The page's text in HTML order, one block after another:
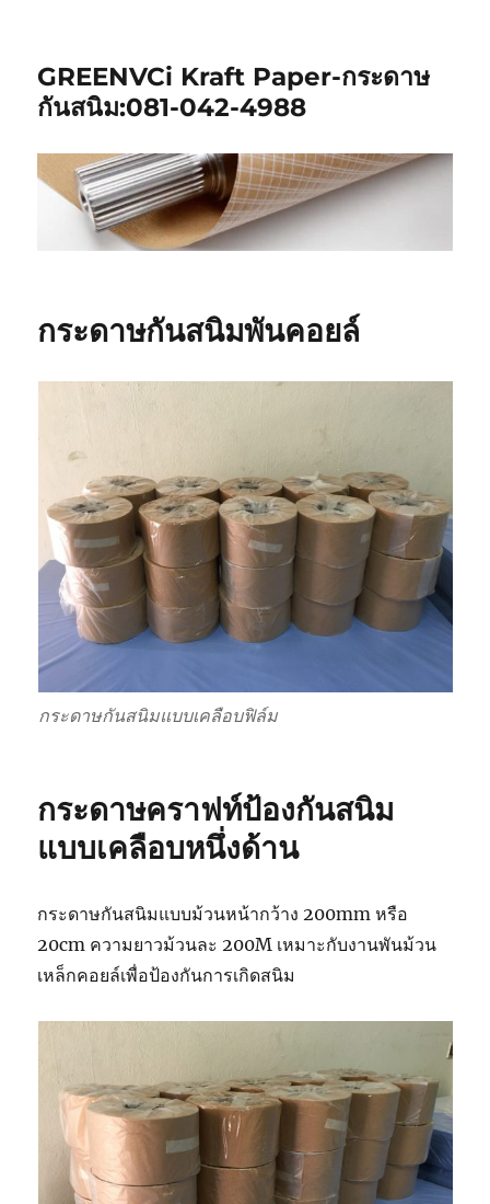
GREENVCi Kraft Paper-กระดาษ
กันสนิม:081-042-4988
กระดาษกันสนิมพันคอยล์
กระดาษกันสนิมแบบเคลือบฟิล์ม
กระดาษคราฟท์ป้องกันสนิม
แบบเคลือบหนึ่งด้าน
กระดาษกันสนิมแบบม้วนหน้ากว้าง 200mm หรือ
20cm ความยาวม้วนละ 200M เหมาะกับงานพันม้วน
เหล็กคอยล์เพื่อป้องกันการเกิดสนิม